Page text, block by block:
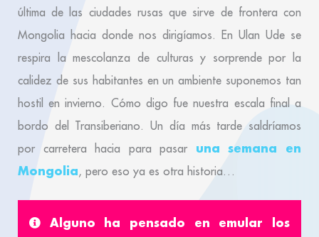
última de las ciudades rusas que sirve de frontera con
Mongolia hacia donde nos dirigíamos. En Ulan Ude se
respira la mescolanza de culturas y sorprende por la
calidez de sus habitantes en un ambiente suponemos tan
hostil en invierno. Cómo digo fue nuestra escala final a
bordo del Transiberiano. Un día más tarde saldríamos
por carretera hacia para pasar una semana en
Mongolia, pero eso ya es otra historia…
Alguno ha pensado en emular los